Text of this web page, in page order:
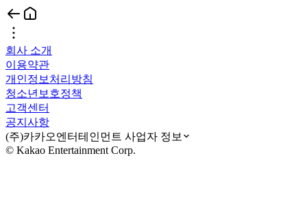
회사 소개
이용약관
개인정보처리방침
청소년보호정책
고객센터
공지사항
(주)카카오엔터테인먼트 사업자 정보
© Kakao Entertainment Corp.